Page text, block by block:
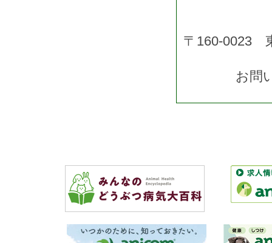
〒160-0023
お問